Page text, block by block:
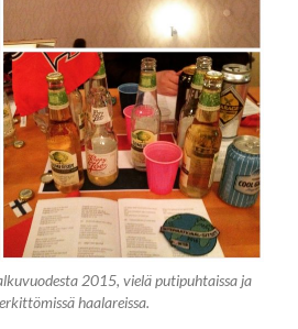
2015, vielä putipuhtaissa ja
haalareissa.